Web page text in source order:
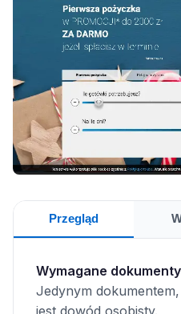
Przegląd
Wymagane dokumenty
Jedynym